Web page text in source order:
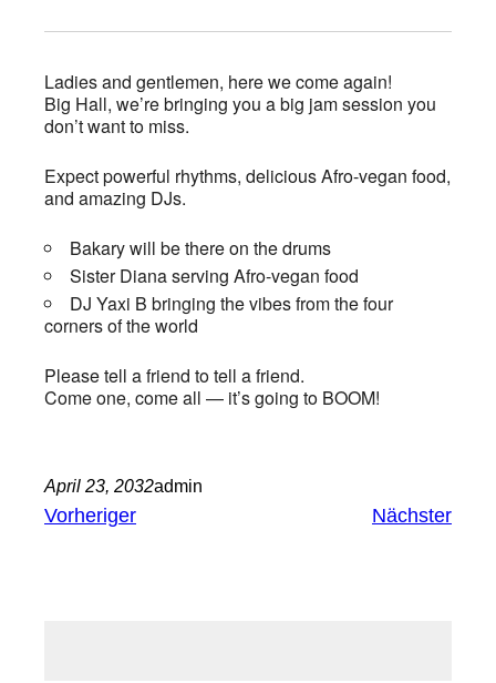
Ladies and gentlemen, here we come again!
Big Hall, we’re bringing you a big jam session you
don’t want to miss.
Expect powerful rhythms, delicious Afro-vegan food,
and amazing DJs.
Bakary will be there on the drums
Sister Diana serving Afro-vegan food
DJ Yaxi B bringing the vibes from the four
corners of the world
Please tell a friend to tell a friend.
Come one, come all — it’s going to BOOM!
April 23, 2032admin
Vorheriger Nächster